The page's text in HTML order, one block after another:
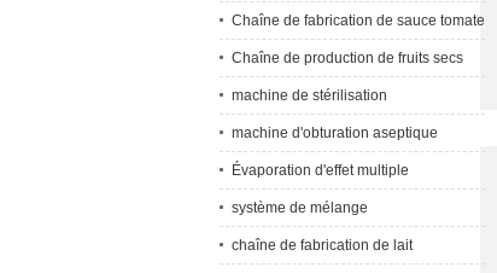
Chaîne de fabrication de sauce tomate
Chaîne de production de fruits secs
machine de stérilisation
machine d'obturation aseptique
Évaporation d'effet multiple
système de mélange
chaîne de fabrication de lait